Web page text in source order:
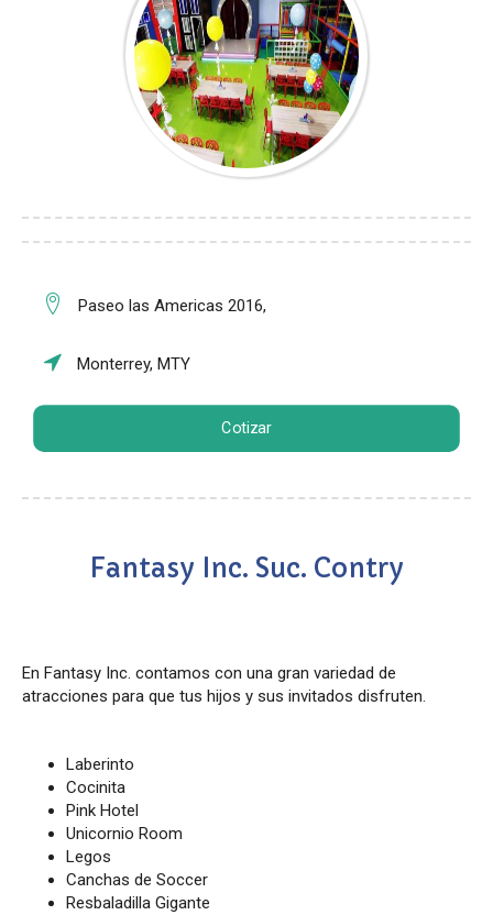
Paseo las Americas 2016,
Monterrey, MTY
Cotizar
Fantasy Inc. Suc. Contry
En Fantasy Inc. contamos con una gran variedad de
atracciones para que tus hijos y sus invitados disfruten.
Laberinto
Cocinita
Pink Hotel
Unicornio Room
Legos
Canchas de Soccer
Resbaladilla Gigante